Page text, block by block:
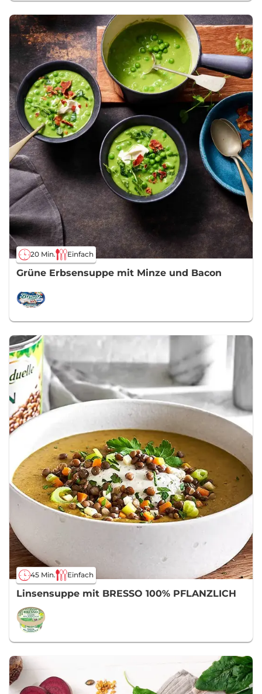
20 Min. Einfach
Grüne Erbsensuppe mit Minze und Bacon
45 Min. Einfach
Linsensuppe mit BRESSO 100% PFLANZLICH